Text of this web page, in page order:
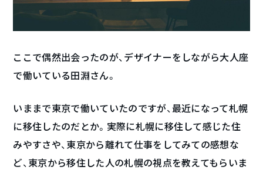
ここで偶然出会ったのが、デザイナーをしながら大人座
で働いている田淵さん。
いままで東京で働いていたのですが、最近になって札幌
に移住したのだとか。実際に札幌に移住して感じた住
みやすさや、東京から離れて仕事をしてみての感想な
ど、東京から移住した人の札幌の視点を教えてもらいま